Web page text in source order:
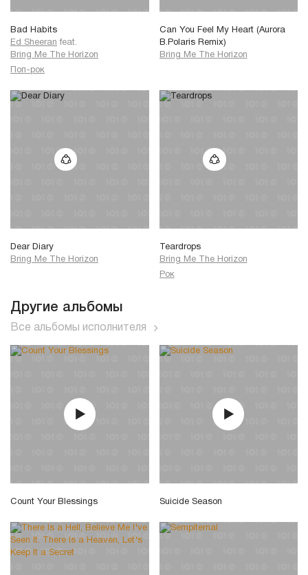
Bad Habits
Ed Sheeran feat.
Bring Me The Horizon
Поп-рок
Can You Feel My Heart (Aurora
B.Polaris Remix)
Bring Me The Horizon
Dear Diary
Bring Me The Horizon
Teardrops
Bring Me The Horizon
Рок
Другие альбомы
Все альбомы исполнителя
Count Your Blessings Suicide Season